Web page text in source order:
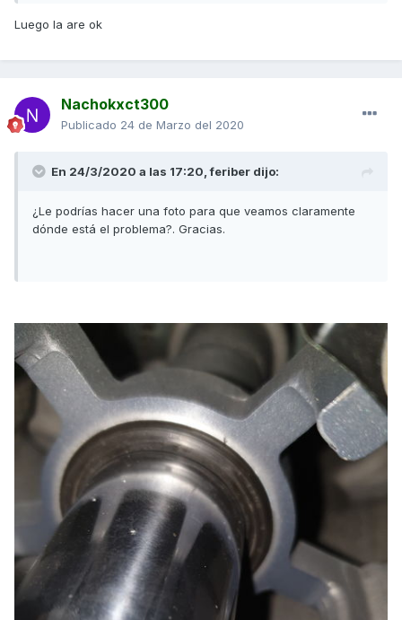
Luego la are ok
Nachokxct300
Publicado 24 de Marzo del 2020
En 24/3/2020 a las 17:20,feriber dijo:
¿Le podrías hacer una foto para que veamos claramente
dónde está el problema?. Gracias.